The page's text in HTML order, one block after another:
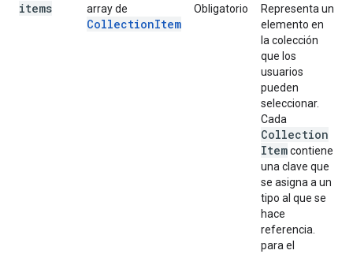
items array de
CollectionItem
Obligatorio
Representa un
elemento en
la colección
que los
usuarios
pueden
seleccionar.
Cada
Collection
Itemcontiene
una clave que
se asigna a un
tipo al que se
hace
referencia.
para el